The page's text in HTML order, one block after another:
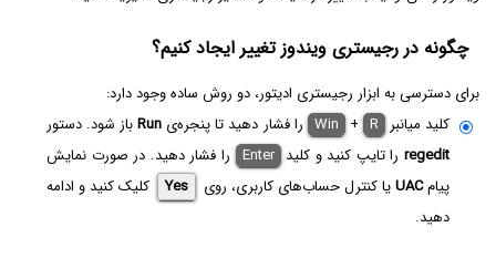
چگونه در رجیستری ویندوز تغییر ایجاد کنیم؟
برای دسترسی به ابزار رجیستری ادیتور، دو روش ساده وجود دارد:
کلید میانبر
Win + R را فشار دهید تا پنجره‌ی Runباز شود. دستور
regedit را تایپ کنید و کلید Enter را فشار دهید. در صورت نمایش
پیامUACیا کنترل حساب‌های کاربری، روی Yes
کلیک کنید و ادامه
دهید.